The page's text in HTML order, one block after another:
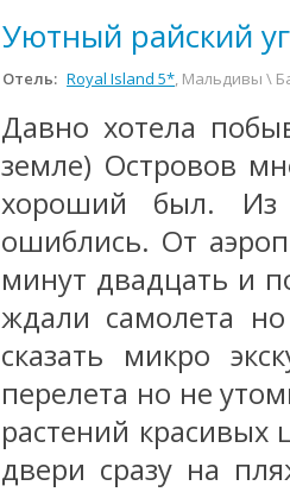
Уютный райский
Отель: Royal Island 5*, Мальдивы \
Давно хотела
земле) Островов
хороший был. Из
ошиблись. От
минут двадцать и
ждали самолета
сказать микро
перелета но не
растений
двери сразу на